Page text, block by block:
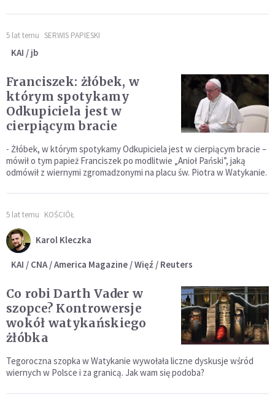
5 lat temu SERWIS PAPIESKI
KAI / jb
Franciszek: żłóbek, w
którym spotykamy
Odkupiciela jest w
cierpiącym bracie
- Żłóbek, w którym spotykamy Odkupiciela jest w cierpiącym bracie –
mówił o tym papież Franciszek po modlitwie „Anioł Pański”, jaką
odmówił z wiernymi zgromadzonymi na placu św. Piotra w Watykanie.
5 lat temu KOŚCIÓŁ
Karol Kleczka
KAI / CNA / America Magazine / Więź / Reuters
Co robi Darth Vader w
szopce? Kontrowersje
wokół watykańskiego
żłóbka
Tegoroczna szopka w Watykanie wywołała liczne dyskusje wśród
wiernych w Polsce i za granicą. Jak wam się podoba?